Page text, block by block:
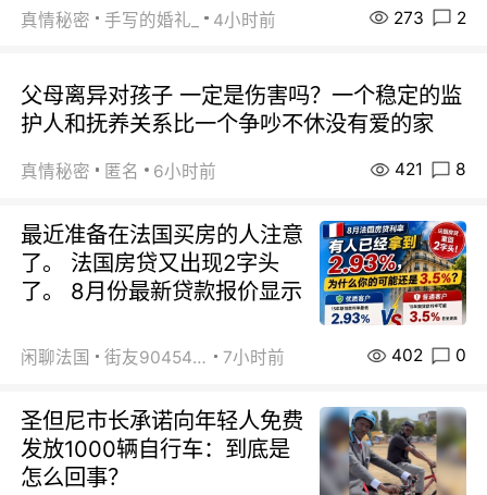
真情秘密 手写的婚礼_ 4小时前 273 2
父母离异对孩子 一定是伤害吗？一个稳定的监
护人和抚养关系比一个争吵不休没有爱的家
真情秘密 匿名 6小时前 421 8
最近准备在法国买房的人注意
了。 法国房贷又出现2字头
了。 8月份最新贷款报价显示
闲聊法国 街友90454511 7小时前 402 0
圣但尼市长承诺向年轻人免费
发放1000辆自行车：到底是
怎么回事？